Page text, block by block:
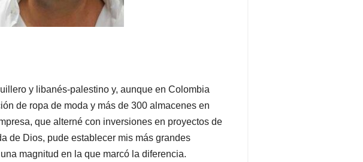
y libanés-palestino y, aunque en Colombia
de ropa de moda y más de 300 almacenes en
que alterné con inversiones en proyectos de
de Dios, pude establecer mis más grandes
magnitud en la que marcó la diferencia.